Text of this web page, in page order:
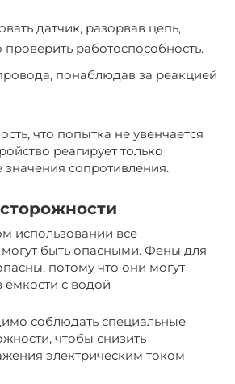
датчик, разорвав цепь,
проверить работоспособность.
понаблюдав за реакцией
что попытка не увенчается
реагирует только
сопротивления.
использовании все
быть опасными. Фены для
потому что они могут
емкости с водой
соблюдать специальные
чтобы снизить
электрическим током